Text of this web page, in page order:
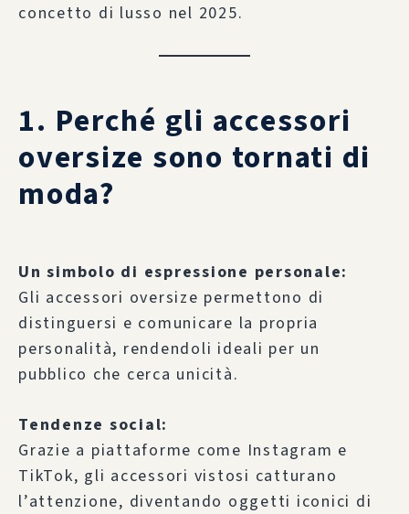
concetto di lusso nel 2025.
1. Perché gli accessori
oversize sono tornati di
moda?
Un simbolo di espressione personale:
Gli accessori oversize permettono di
distinguersi e comunicare la propria
personalità, rendendoli ideali per un
pubblico che cerca unicità.
Tendenze social:
Grazie a piattaforme come Instagram e
TikTok, gli accessori vistosi catturano
l’attenzione, diventando oggetti iconici di